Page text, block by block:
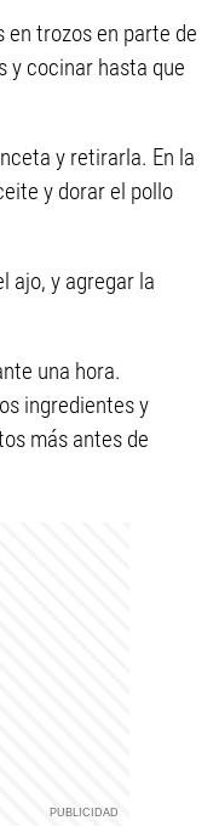
en trozos en parte de
y cocinar hasta que
y retirarla. En la
y dorar el pollo
ajo, y agregar la
una hora.
ingredientes y
más antes de